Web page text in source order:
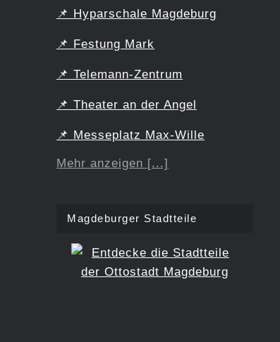
📌 Hyparschale Magdeburg
📌 Festung Mark
📌Telemann-Zentrum
📌Theater an der Angel
📌 Messeplatz Max-Wille
Mehr anzeigen [...]
Magdeburger Stadtteile